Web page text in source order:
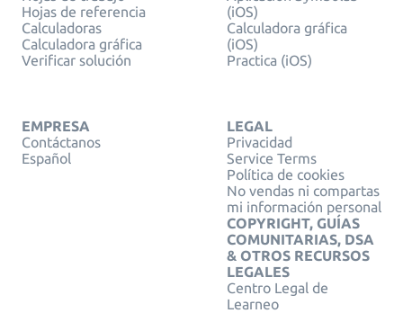
Hojas de referencia
Calculadoras
Calculadora gráfica
Verificar solución
(iOS)
Calculadora gráfica
(iOS)
Practica (iOS)
EMPRESA
Contáctanos
Español
LEGAL
Privacidad
Service Terms
Política de cookies
No vendas ni compartas
mi información personal
COPYRIGHT, GUÍAS
COMUNITARIAS, DSA
& OTROS RECURSOS
LEGALES
Centro Legal de
Learneo